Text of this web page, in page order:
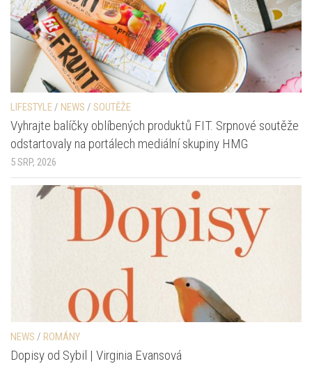
LIFESTYLE/ NEWS / SOUTĚŽE
Vyhrajte balíčky oblíbených produktů FIT. Srpnové soutěže
odstartovaly na portálech mediální skupiny HMG
5 SRP, 2026
NEWS / ROMÁNY
Dopisy od Sybil | Virginia Evansová